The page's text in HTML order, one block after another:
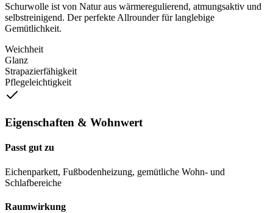
Schurwolle ist von Natur aus wärmeregulierend, atmungsaktiv und
selbstreinigend. Der perfekte Allrounder für langlebige
Gemütlichkeit.
Weichheit
Glanz
Strapazierfähigkeit
Pflegeleichtigkeit
Eigenschaften & Wohnwert
Passt gut zu
Eichenparkett, Fußbodenheizung, gemütliche Wohn- und
Schlafbereiche
Raumwirkung